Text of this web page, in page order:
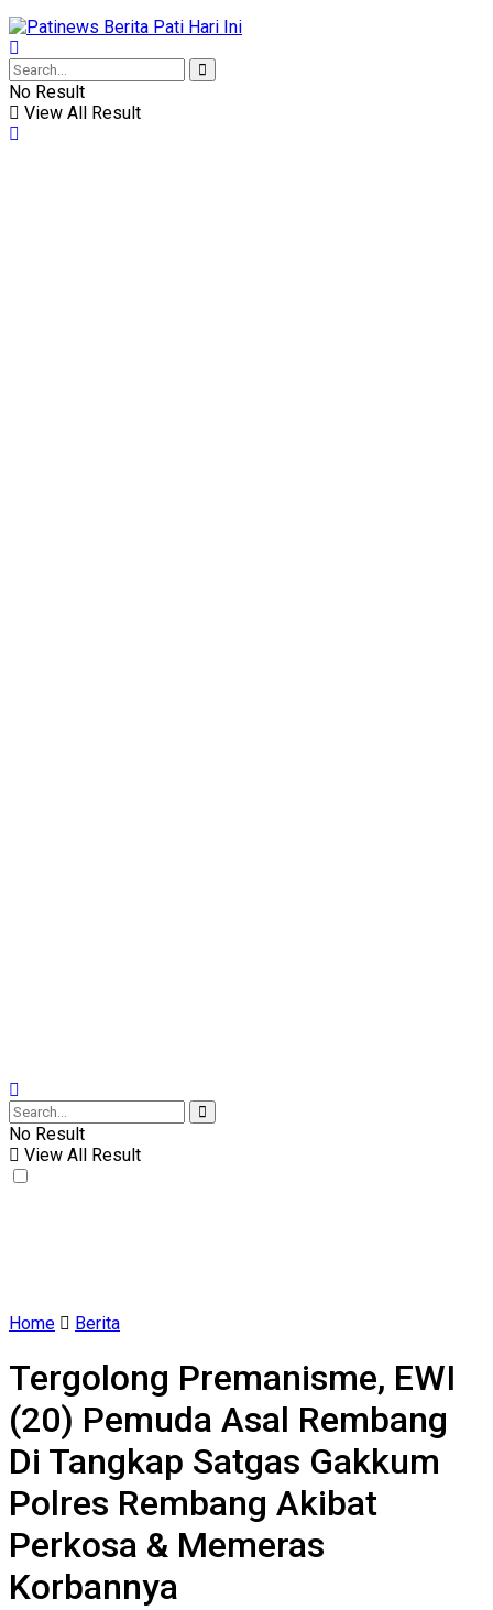
No Result
View All Result
No Result
View All Result
Home Berita
Tergolong Premanisme, EWI
(20) Pemuda Asal Rembang
Di Tangkap Satgas Gakkum
Polres Rembang Akibat
Perkosa & Memeras
Korbannya